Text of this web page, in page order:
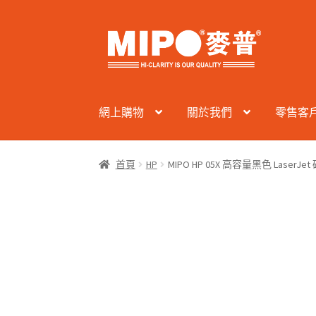
Skip
to
navigation
Skip
to
content
網上購物 關於我們 零售客
首頁 HP MIPO HP 05X 高容量黑色 LaserJet